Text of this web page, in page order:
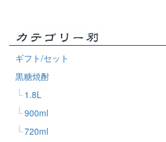
ギフト/セット
黒糖焼酎
1.8L
900ml
720ml